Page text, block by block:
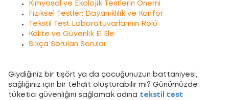
Kimyasal ve Ekolojik Testlerin Önemi
Fiziksel Testler: Dayanıklılık ve Konfor
Tekstil Test Laboratuvarlarının Rolü
Kalite ve Güvenlik El Ele
Sıkça Sorulan Sorular
Giydiğiniz bir tişört ya da çocuğunuzun battaniyesi,
sağlığınız için bir tehdit oluşturabilir mi? Günümüzde
tüketici güvenliğini sağlamak adına tekstil test